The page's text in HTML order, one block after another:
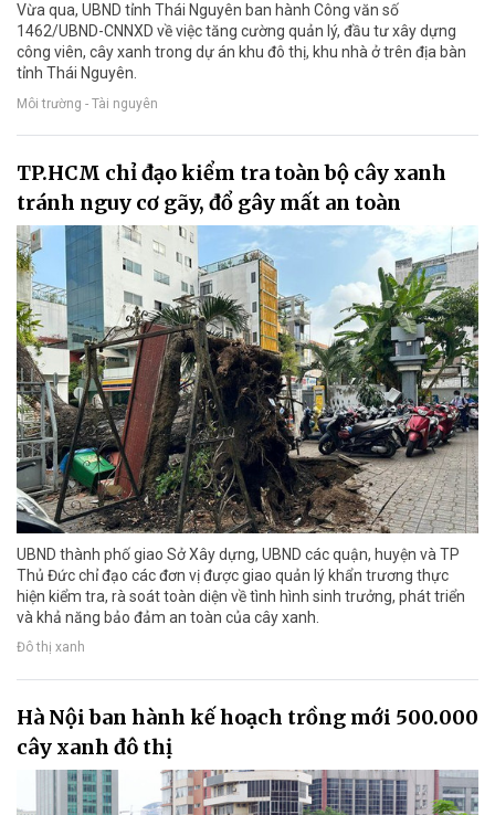
Vừa qua, UBND tỉnh Thái Nguyên ban hành Công văn số
1462/UBND-CNNXD về việc tăng cường quản lý, đầu tư xây dựng
công viên, cây xanh trong dự án khu đô thị, khu nhà ở trên địa bàn
tỉnh Thái Nguyên.
Môi trường - Tài nguyên
TP.HCM chỉ đạo kiểm tra toàn bộ cây xanh
tránh nguy cơ gãy, đổ gây mất an toàn
UBND thành phố giao Sở Xây dựng, UBND các quận, huyện và TP
Thủ Đức chỉ đạo các đơn vị được giao quản lý khẩn trương thực
hiện kiểm tra, rà soát toàn diện về tình hình sinh trưởng, phát triển
và khả năng bảo đảm an toàn của cây xanh.
Đô thị xanh
Hà Nội ban hành kế hoạch trồng mới 500.000
cây xanh đô thị